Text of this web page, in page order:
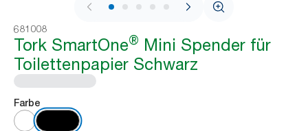
1 / 11
681008
Tork SmartOne® Mini Spender für
Toilettenpapier Schwarz
Farbe